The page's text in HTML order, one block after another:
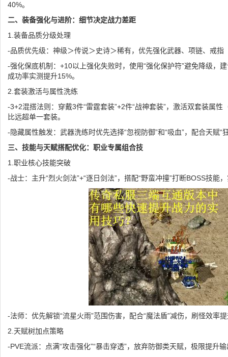
40%。
二、装备强化与进阶：细节决定战力差距
1.装备品质分级处理
-品质优先级：神级＞传说＞史诗＞稀有，优先强化武器、项链、戒指
-强化保底机制：+10以上强化失败时，使用“强化保护符”避免降级，
成功率实测提升15%。
2.套装激活与属性洗练
-3+2混搭法则：穿戴3件“雷霆套装”+2件“战神套装”，激活双套装属
比远超单一套装。
-隐藏属性触发：武器洗练时优先选择“忽视防御”和“吸血”，配合天赋“
三、技能与天赋搭配优化：职业专属组合技
1.职业核心技能突破
-战士：主升“烈火剑法”+“逐日剑法”，搭配“野蛮冲撞”打断BOSS技能
-法师：优先解锁“流星火雨”范围伤害，配合“魔法盾”减伤，刷怪效率
2.天赋树加点策略
-PVE流派：点满“攻击强化”“暴击穿透”，放弃防御类天赋，极限提升